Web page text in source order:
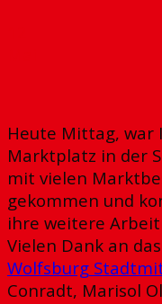
Heute Mittag, war
Marktplatz in der
mit vielen
gekommen und
ihre weitere
Vielen Dank an
Wolfsburg
Conradt, Marisol